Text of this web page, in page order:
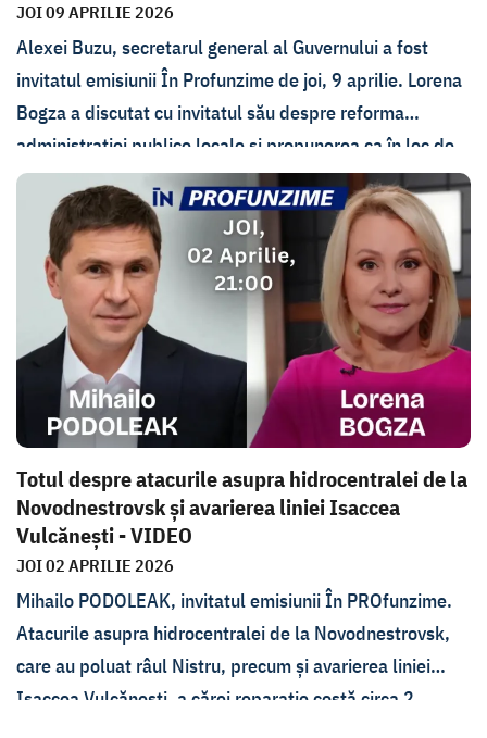
JOI 09 APRILIE 2026
Alexei Buzu, secretarul general al Guvernului a fost
invitatul emisiunii În Profunzime de joi, 9 aprilie. Lorena
Bogza a discutat cu invitatul său despre reforma
administrației publice locale și propunerea ca în loc de
32 de raioane să rămână 10. Buzu a răspuns și criticilor
potrivit cărora propunerea Guvernului nu schimbă
suficient de mult situația și există riscul ca peste câțiva
ani să fie nevoie de o altă reformă.
Totul despre atacurile asupra hidrocentralei de la
Novodnestrovsk și avarierea liniei Isaccea
Vulcănești - VIDEO
JOI 02 APRILIE 2026
Mihailo PODOLEAK, invitatul emisiunii În PROfunzime.
Atacurile asupra hidrocentralei de la Novodnestrovsk,
care au poluat râul Nistru, precum și avarierea liniei
Isaccea Vulcănești, a cărei reparație costă circa 2